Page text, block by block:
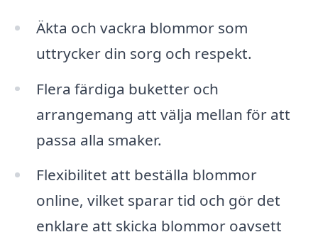
Äkta och vackra blommor som
uttrycker din sorg och respekt.
Flera färdiga buketter och
arrangemang att välja mellan för att
passa alla smaker.
Flexibilitet att beställa blommor
online, vilket sparar tid och gör det
enklare att skicka blommor oavsett